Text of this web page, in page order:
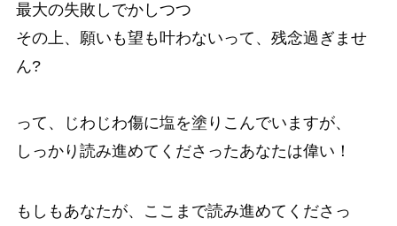
最大の失敗しでかしつつ
その上、願いも望も叶わないって、残念過ぎませ
ん?
って、じわじわ傷に塩を塗りこんでいますが、
しっかり読み進めてくださったあなたは偉い！
もしもあなたが、ここまで読み進めてくださっ